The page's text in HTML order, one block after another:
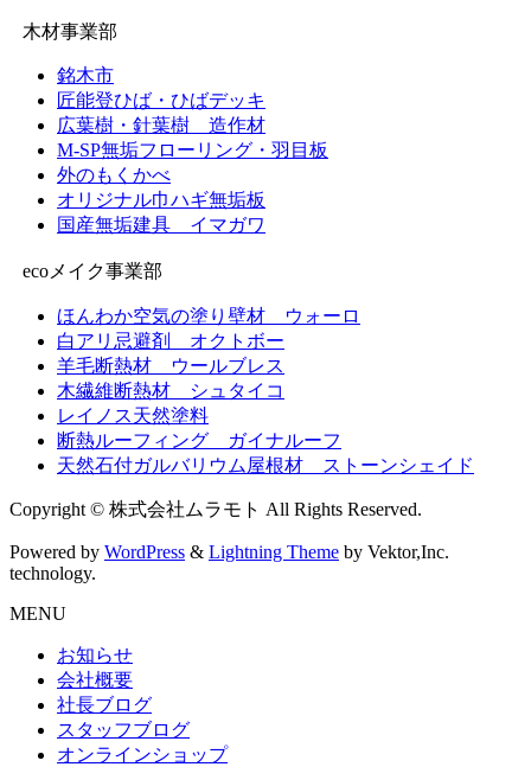
木材事業部
銘木市
匠能登ひば・ひばデッキ
広葉樹・針葉樹 造作材
M-SP無垢フローリング・羽目板
外のもくかべ
オリジナル巾ハギ無垢板
国産無垢建具 イマガワ
ecoメイク事業部
ほんわか空気の塗り壁材 ウォーロ
白アリ忌避剤 オクトボー
羊毛断熱材 ウールブレス
木繊維断熱材 シュタイコ
レイノス天然塗料
断熱ルーフィング ガイナルーフ
天然石付ガルバリウム屋根材 ストーンシェイド
Copyright © 株式会社ムラモト All Rights Reserved.
Powered by WordPress & Lightning Theme by Vektor,Inc.
technology.
MENU
お知らせ
会社概要
社長ブログ
スタッフブログ
オンラインショップ